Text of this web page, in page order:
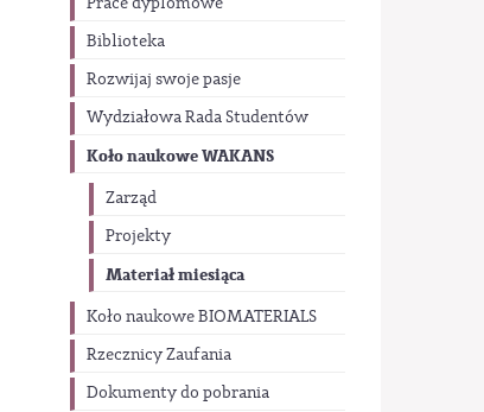
Biblioteka
Rozwijaj swoje pasje
Wydziałowa Rada Studentów
Koło naukowe WAKANS
Zarząd
Projekty
Materiał miesiąca
Koło naukowe BIOMATERIALS
Rzecznicy Zaufania
Dokumenty do pobrania